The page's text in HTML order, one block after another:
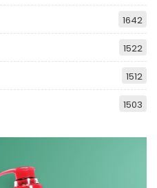
1642
1522
1512
1503